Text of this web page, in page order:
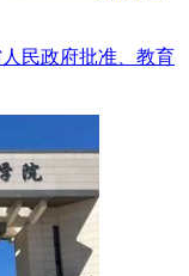
民政府批准、教育